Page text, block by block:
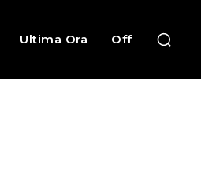
Ultima Ora Off